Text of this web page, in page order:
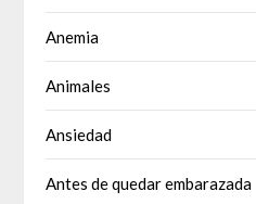
Anemia
Animales
Ansiedad
Antes de quedar embarazada